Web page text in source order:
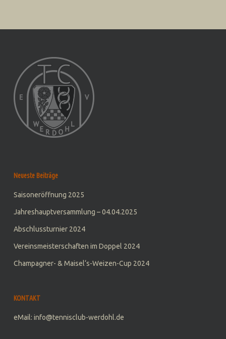
Neueste Beiträge
Saisoneröffnung 2025
Jahreshauptversammlung – 04.04.2025
Abschlussturnier 2024
Vereinsmeisterschaften im Doppel 2024
Champagner- & Maisel‘s-Weizen-Cup 2024
KONTAKT
eMail: info@tennisclub-werdohl.de